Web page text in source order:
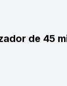
de 45